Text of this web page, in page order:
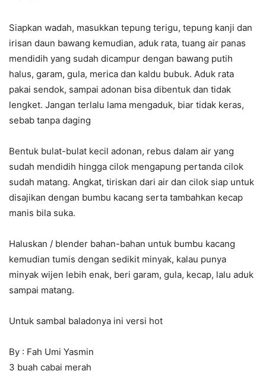
Siapkan wadah, masukkan tepung terigu, tepung kanji dan
irisan daun bawang kemudian, aduk rata, tuang air panas
mendidih yang sudah dicampur dengan bawang putih
halus, garam, gula, merica dan kaldu bubuk. Aduk rata
pakai sendok, sampai adonan bisa dibentuk dan tidak
lengket. Jangan terlalu lama mengaduk, biar tidak keras,
sebab tanpa daging
Bentuk bulat-bulat kecil adonan, rebus dalam air yang
sudah mendidih hingga cilok mengapung pertanda cilok
sudah matang. Angkat, tiriskan dari air dan cilok siap untuk
disajikan dengan bumbu kacang serta tambahkan kecap
manis bila suka.
Haluskan / blender bahan-bahan untuk bumbu kacang
kemudian tumis dengan sedikit minyak, kalau punya
minyak wijen lebih enak, beri garam, gula, kecap, lalu aduk
sampai matang.
Untuk sambal baladonya ini versi hot
By : Fah Umi Yasmin
3 buah cabai merah